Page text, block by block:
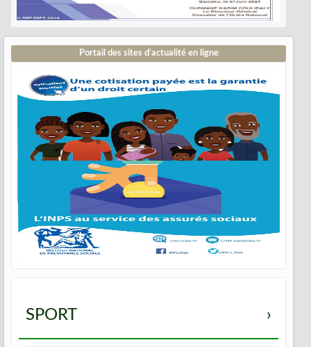
Portail des sites d’actualité en ligne
SPORT ›